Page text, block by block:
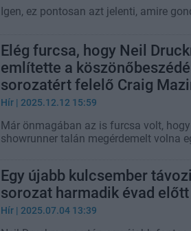
Igen, ez pontosan azt jelenti, amire
Elég furcsa, hogy Neil
említette a
sorozatért felelő Craig
Hír | 2025.12.12 15:59
Már önmagában az is furcsa volt,
showrunner talán megérdemelt volna
Egy újabb kulcsember
sorozat harmadik évad előtt
Hír | 2025.07.04 13:39